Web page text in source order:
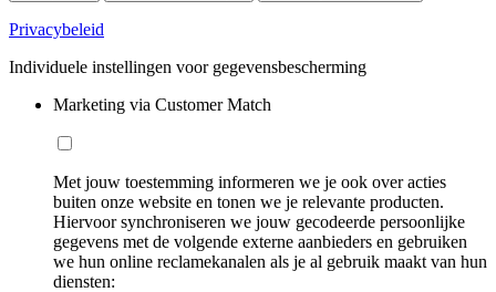
Privacybeleid
Individuele instellingen voor gegevensbescherming
Marketing via Customer Match
Met jouw toestemming informeren we je ook over acties
buiten onze website en tonen we je relevante producten.
Hiervoor synchroniseren we jouw gecodeerde persoonlijke
gegevens met de volgende externe aanbieders en gebruiken
we hun online reclamekanalen als je al gebruik maakt van hun
diensten: